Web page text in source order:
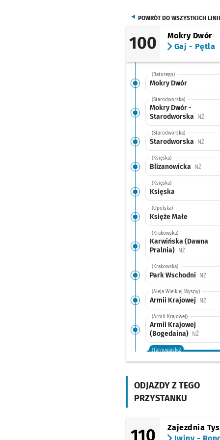
POWRÓT DO WSZYSTKICH LINII
100
Mokry Dwór
Gaj - Pętla
(Batorego)
Mokry Dwór
(Starodworska)
Mokry Dwór -
Starodworska
NŻ
(Starodworska)
Starodworska NŻ
(Księska)
Blizanowicka NŻ
(Księska)
Księska
(Opolska)
Księże Małe
(Krakowska)
Karwińska (Dawna
Pralnia)
NŻPrzystanek
(Krakowska)
Park Wschodni NŻ
(Aleja Wielkiej Wyspy)
Armii Krajowej NŻ
(Armii Krajowej)
Armii Krajowej
(Bogedaina)
NŻ
(Tarnogajska)
Tarnogaj
(Gazowa)
(Świeradowska)
Gaj - Pętla
ODJAZDY Z TEGO
PRZYSTANKU
110
Zajezdnia